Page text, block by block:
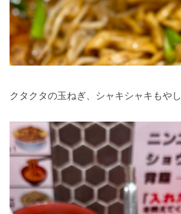
クタクタの玉ねぎ、シャキシャキもやし